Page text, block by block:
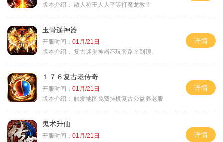
版本介绍： 散人称王人人平等打魔龙教主
玉骨遥神器
开服时间： 01月/21日
版本介绍： 复古迷失神器不玩套路？到顶。
详情
１７６复古老传奇
开服时间： 01月/21日
版本介绍： 触发地图免费挂机复古公益养老服
详情
鬼术升仙
开服时间： 01月/21日
详情